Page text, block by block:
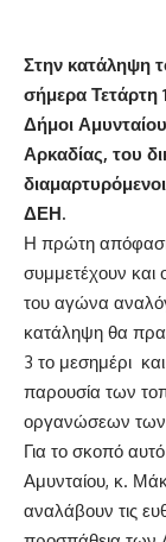
Στην κατάληψη
σήμερα Τετάρτη
Δήμοι
Αρκαδίας, του
ΔΕΗ.
Η πρώτη
συμμετέχουν και
του αγώνα
κατάληψη θα
3 το μεσημέρι
παρουσία των
οργανώσεων των
Για το σκοπό
Αμυνταίου, κ.
αναλάβουν τις